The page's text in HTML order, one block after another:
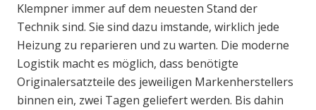
Klempner immer auf dem neuesten Stand der
Technik sind. Sie sind dazu imstande, wirklich jede
Heizung zu reparieren und zu warten. Die moderne
Logistik macht es möglich, dass benötigte
Originalersatzteile des jeweiligen Markenherstellers
binnen ein, zwei Tagen geliefert werden. Bis dahin